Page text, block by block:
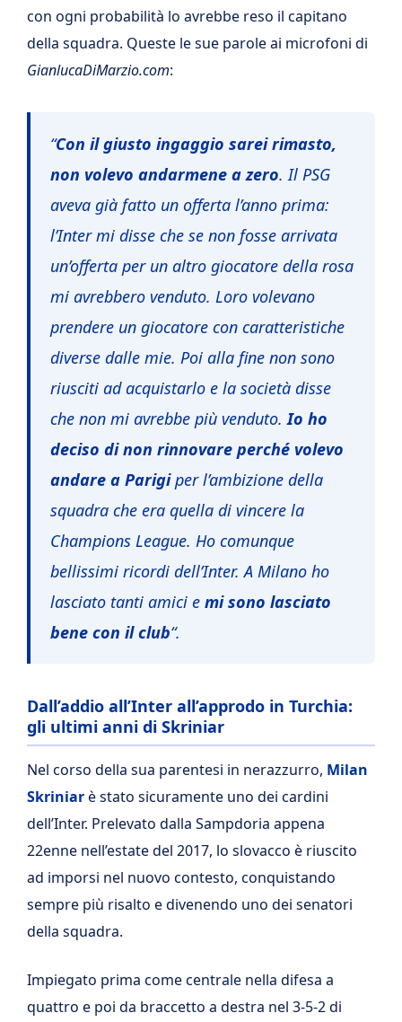
con ogni probabilità lo avrebbe reso il capitano
della squadra. Queste le sue parole ai microfoni di
GianlucaDiMarzio.com:
“Con il giusto ingaggio sarei rimasto,
non volevo andarmene a zero. Il PSG
aveva già fatto un offerta l’anno prima:
l’Inter mi disse che se non fosse arrivata
un’offerta per un altro giocatore della rosa
mi avrebbero venduto. Loro volevano
prendere un giocatore con caratteristiche
diverse dalle mie. Poi alla fine non sono
riusciti ad acquistarlo e la società disse
che non mi avrebbe più venduto.Io ho
deciso di non rinnovare perché volevo
andare a Parigiper l’ambizione della
squadra che era quella di vincere la
Champions League. Ho comunque
bellissimi ricordi dell’Inter. A Milano ho
lasciato tanti amici e mi sono lasciato
bene con il club“.
Dall’addio all’Inter all’approdo in Turchia:
gli ultimi anni di Skriniar
Nel corso della sua parentesi in nerazzurro, Milan
Skriniarè stato sicuramente uno dei cardini
dell’Inter. Prelevato dalla Sampdoria appena
22enne nell’estate del 2017, lo slovacco è riuscito
ad imporsi nel nuovo contesto, conquistando
sempre più risalto e divenendo uno dei senatori
della squadra.
Impiegato prima come centrale nella difesa a
quattro e poi da braccetto a destra nel 3-5-2 di